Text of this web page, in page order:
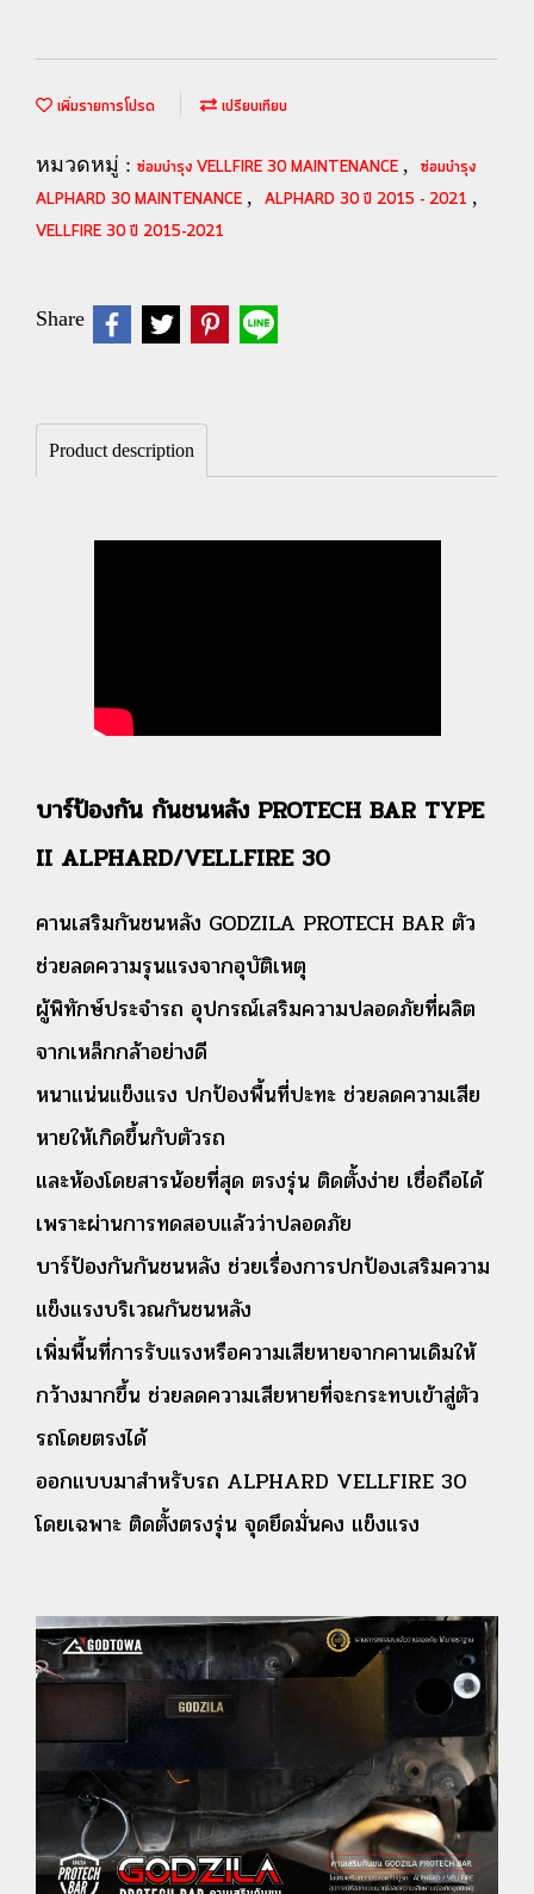
เพิ่มรายการโปรด เปรียบเทียบ
หมวดหมู่ : ซ่อมบำรุง VELLFIRE 30 MAINTENANCE , ซ่อมบำรุง
ALPHARD 30 MAINTENANCE , ALPHARD 30 ปี 2015 - 2021 ,
VELLFIRE 30 ปี 2015-2021
Share
Product description
บาร์ป้องกัน กันชนหลัง PROTECH BAR TYPE
II ALPHARD/VELLFIRE 30
คานเสริมกันชนหลัง GODZILA PROTECH BAR ตัว
ช่วยลดความรุนแรงจากอุบัติเหตุ
ผู้พิทักษ์ประจำรถ อุปกรณ์เสริมความปลอดภัยที่ผลิต
จากเหล็กกล้าอย่างดี
หนาแน่นแข็งแรง ปกป้องพื้นที่ปะทะ ช่วยลดความเสีย
หายให้เกิดขึ้นกับตัวรถ
และห้องโดยสารน้อยที่สุด ตรงรุ่น ติดตั้งง่าย เชื่อถือได้
เพราะผ่านการทดสอบแล้วว่าปลอดภัย
บาร์ป้องกันกันชนหลัง ช่วยเรื่องการปกป้องเสริมความ
แข็งแรงบริเวณกันชนหลัง
เพิ่มพื้นที่การรับแรงหรือความเสียหายจากคานเดิมให้
กว้างมากขึ้น ช่วยลดความเสียหายที่จะกระทบเข้าสู่ตัว
รถโดยตรงได้
ออกแบบมาสำหรับรถ ALPHARD VELLFIRE 30
โดยเฉพาะ ติดตั้งตรงรุ่น จุดยึดมั่นคง แข็งแรง